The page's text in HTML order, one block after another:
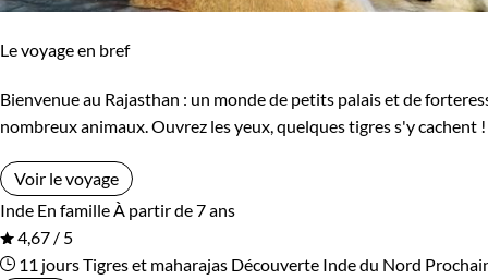
Le voyage en bref
Bienvenue au Rajasthan : un monde de petits palais et de
nombreux animaux. Ouvrez les yeux, quelques tigres s'y cachent !
Voir le voyage
Inde En familleÀ partir de 7 ans
4,67 / 5
11 joursTigres et maharajas Découverte Inde du Nord